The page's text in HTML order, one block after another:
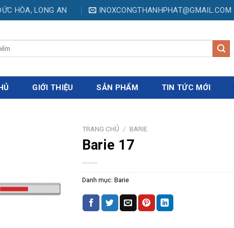
HÒA, LONG AN INOXCONGTHANHPHAT@GMAIL.COM
GIỚI THIỆU SẢN PHẨM TIN TỨC MỚI
TRANG CHỦ / BARIE
Barie 17
Danh mục: Barie